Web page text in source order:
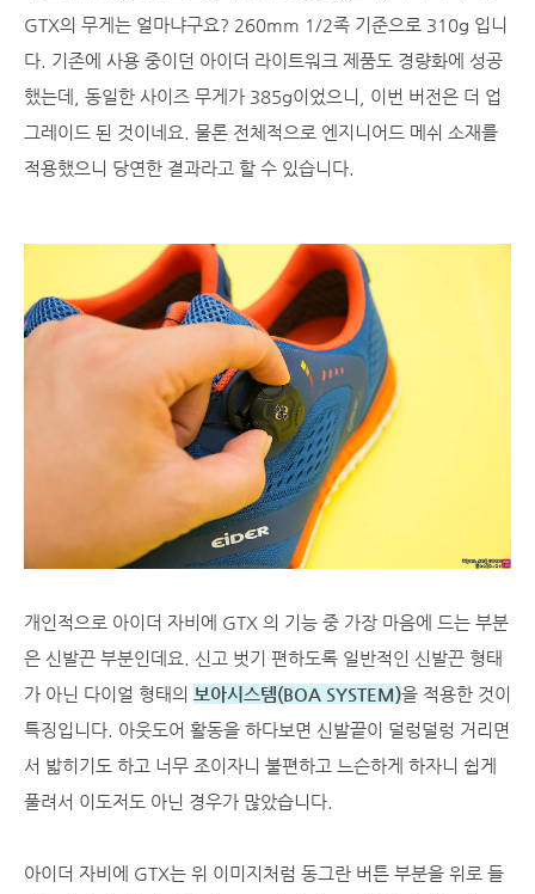
GTX의 무게는 얼마냐구요? 260mm 1/2족 기준으로 310g 입니
다. 기존에 사용 중이던 아이더 라이트워크 제품도 경량화에 성공
했는데, 동일한 사이즈 무게가 385g이었으니, 이번 버전은 더 업
그레이드 된 것이네요. 물론 전체적으로 엔지니어드 메쉬 소재를
적용했으니 당연한 결과라고 할 수 있습니다.
개인적으로 아이더 자비에 GTX 의 기능 중 가장 마음에 드는 부분
은 신발끈 부분인데요. 신고 벗기 편하도록 일반적인 신발끈 형태
가 아닌 다이얼 형태의 보아시스템(BOA SYSTEM)을 적용한 것이
특징입니다. 아웃도어 활동을 하다보면 신발끝이 덜렁덜렁 거리면
서 밟히기도 하고 너무 조이자니 불편하고 느슨하게 하자니 쉽게
풀려서 이도저도 아닌 경우가 많았습니다.
아이더 자비에 GTX는 위 이미지처럼 동그란 버튼 부분을 위로 들